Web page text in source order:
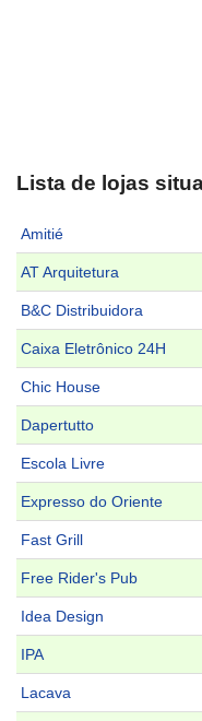
Lista de lojas
Amitié
AT Arquitetura
B&C Distribuidora
Caixa Eletrônico 24H
Chic House
Dapertutto
Escola Livre
Expresso do Oriente
Fast Grill
Free Rider's Pub
Idea Design
IPA
Lacava